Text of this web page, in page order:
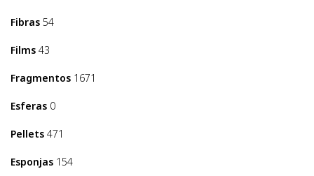
Fibras 54
Films 43
Fragmentos 1671
Esferas 0
Pellets 471
Esponjas 154